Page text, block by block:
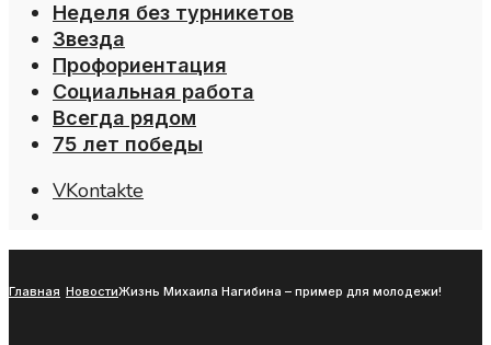
Неделя без турникетов
Звезда
Профориентация
Социальная работа
Всегда рядом
75 лет победы
VKontakte
Главная НовостиЖизнь Михаила Нагибина – пример для молодежи!